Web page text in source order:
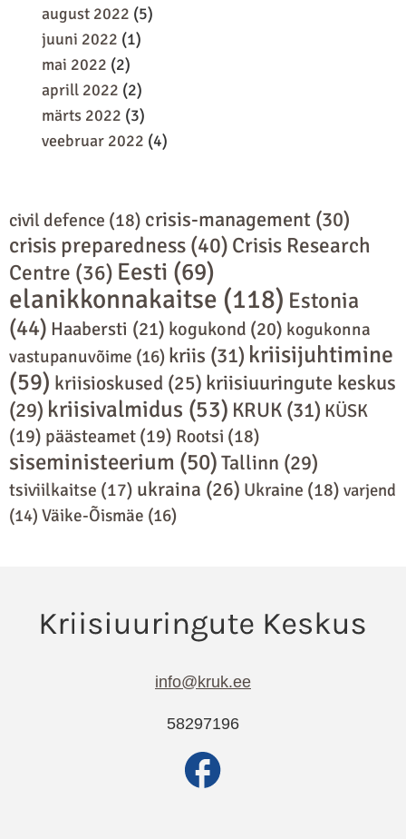
august 2022 (5)
juuni 2022 (1)
mai 2022 (2)
aprill 2022 (2)
märts 2022 (3)
veebruar 2022 (4)
civil defence (18) crisis-management (30)
crisis preparedness (40) Crisis Research
Centre (36) Eesti (69)
elanikkonnakaitse (118) Estonia
(44) Haabersti (21) kogukond (20) kogukonna
vastupanuvõime (16) kriis (31) kriisijuhtimine
(59) kriisioskused (25) kriisiuuringute keskus
(29) kriisivalmidus (53) KRUK (31) KÜSK
(19) päästeamet (19) Rootsi (18)
siseministeerium (50)Tallinn (29)
tsiviilkaitse (17) ukraina (26) Ukraine (18) varjend
(14) Väike-Õismäe (16)
info@kruk.ee
58297196